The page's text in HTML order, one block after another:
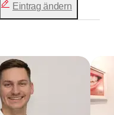
Eintrag ändern